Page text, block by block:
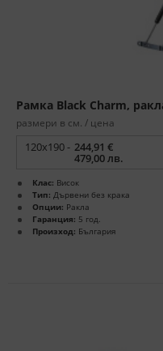
Рамка Black Charm,
размери в см. / цена
120x190 - 244,91 €
479,00 лв.
Клас: Висок
Тип: Дървени без крака
Опции: Ракла
Гаранция: 5 год.
Произход: България